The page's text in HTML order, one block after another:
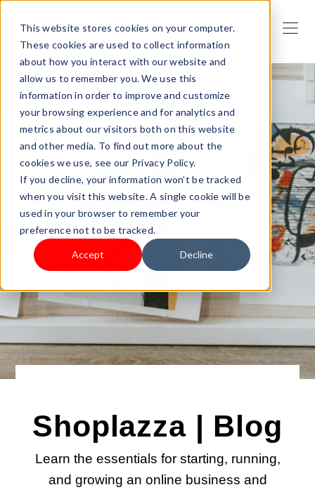
This website stores cookies on your computer.
These cookies are used to collect information
about how you interact with our website and
allow us to remember you. We use this
information in order to improve and customize
your browsing experience and for analytics and
metrics about our visitors both on this website
and other media. To find out more about the
cookies we use, see our Privacy Policy.
If you decline, your information won’t be tracked
when you visit this website. A single cookie will be
used in your browser to remember your
preference not to be tracked.
Accept Decline
Shoplazza | Blog
Learn the essentials for starting, running,
and growing an online business and